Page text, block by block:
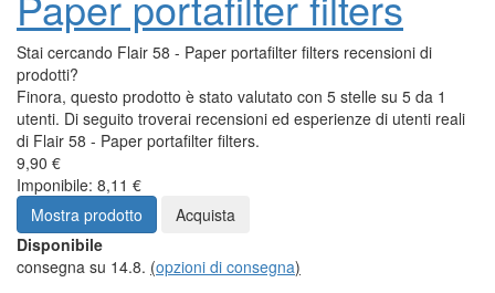
Stai cercando Flair 58 - Paper portafilter filters recensioni di
prodotti?
Finora, questo prodotto è stato valutato con 5 stelle su 5 da 1
utenti. Di seguito troverai recensioni ed esperienze di utenti reali
di Flair 58 - Paper portafilter filters.
9,90 €
Imponibile: 8,11 €
Mostra prodotto
Acquista
Disponibile
consegna su 14.8. (opzioni di consegna)